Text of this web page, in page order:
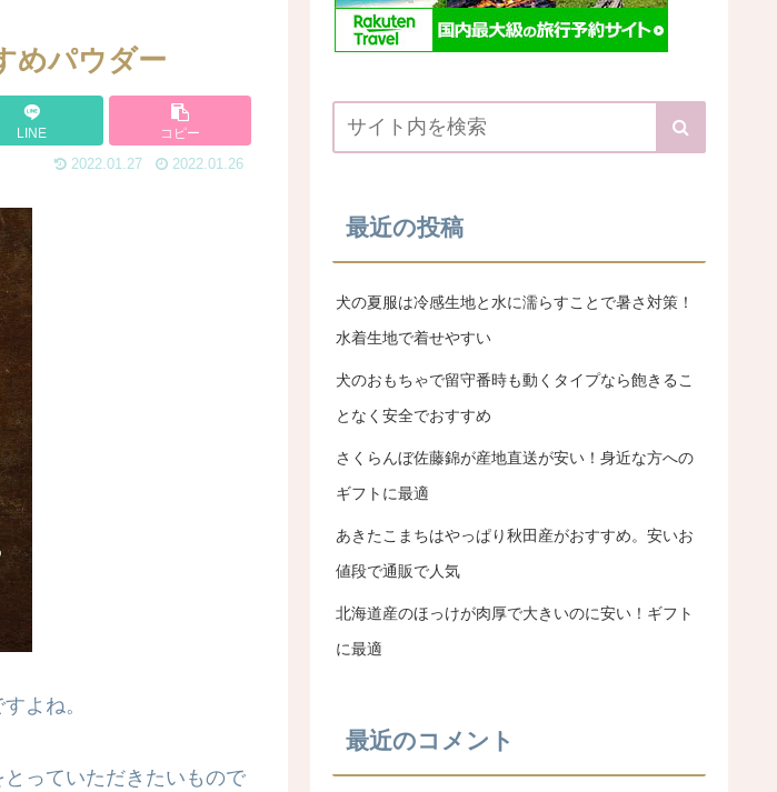
めパウダー
LINE コピー
2022.01.27 2022.01.26
よね。
っていただきたいもので
最近の投稿
犬の夏服は冷感生地と水に濡らすことで暑さ対策！
水着生地で着せやすい
犬のおもちゃで留守番時も動くタイプなら飽きるこ
となく安全でおすすめ
さくらんぼ佐藤錦が産地直送が安い！身近な方への
ギフトに最適
あきたこまちはやっぱり秋田産がおすすめ。安いお
値段で通販で人気
北海道産のほっけが肉厚で大きいのに安い！ギフト
に最適
最近のコメント